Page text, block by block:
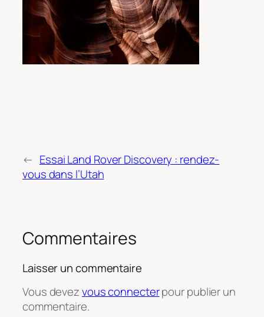
← Essai Land Rover Discovery : rendez-
vous dans l’Utah
Commentaires
Laisser un commentaire
Vous devezvous connecterpour publier un
commentaire.